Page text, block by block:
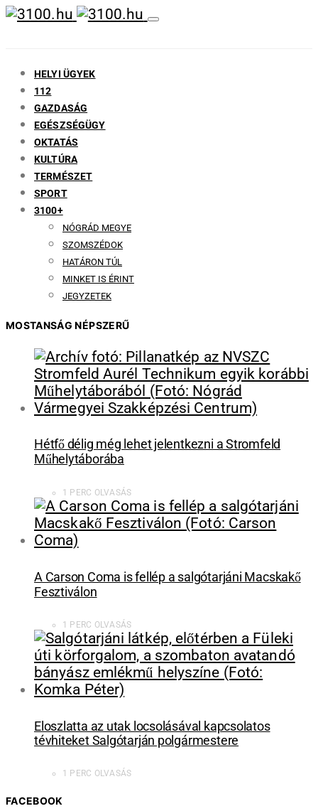
HELYI ÜGYEK
112
GAZDASÁG
EGÉSZSÉGÜGY
OKTATÁS
KULTÚRA
TERMÉSZET
SPORT
3100+
NÓGRÁD MEGYE
SZOMSZÉDOK
HATÁRON TÚL
MINKET IS ÉRINT
JEGYZETEK
MOSTANSÁG NÉPSZERŰ
Hétfő délig még lehet jelentkezni a Stromfeld
Műhelytáborába
1 PERC OLVASÁS
A Carson Coma is fellép a salgótarjáni Macskakő
Fesztiválon
1 PERC OLVASÁS
Eloszlatta az utak locsolásával kapcsolatos
tévhiteket Salgótarján polgármestere
1 PERC OLVASÁS
FACEBOOK